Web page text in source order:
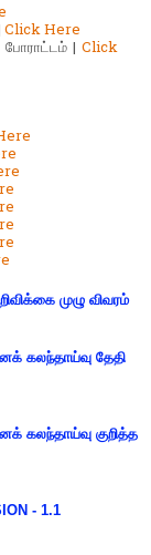
Click Here
போராட்டம் | Click
முழு விவரம்
கலந்தாய்வு தேதி
கலந்தாய்வு குறித்த
- 1.1